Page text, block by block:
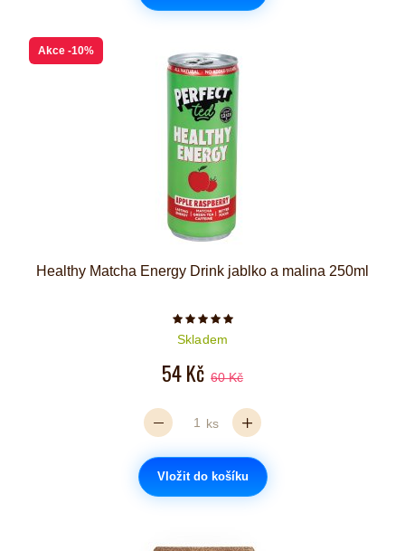
Akce -10%
Healthy Matcha Energy Drink jablko a malina 250ml
Počet hvězdiček je 5 z 5
Skladem
54 Kč 60 Kč
ks
Vložit do košíku